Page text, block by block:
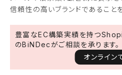
信頼性の高いブランドであること
豊富なEC構築実績を持つ
のBiNDecがご相談を承ります。
オンライン